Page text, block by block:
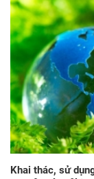
Khai thác, sử